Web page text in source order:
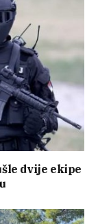
dvije ekipe